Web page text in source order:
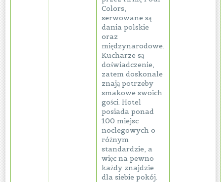
Colors,
serwowane są
dania polskie
oraz
międzynarodowe.
Kucharze są
doświadczenie,
zatem doskonale
znają potrzeby
smakowe swoich
gości. Hotel
posiada ponad
100 miejsc
noclegowych o
różnym
standardzie, a
więc na pewno
każdy znajdzie
dla siebie pokój.